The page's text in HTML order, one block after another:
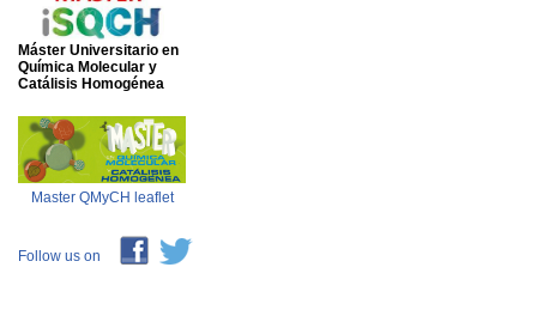
Máster Universitario en
Química Molecular y
Catálisis Homogénea
Master QMyCH leaflet
Follow us on